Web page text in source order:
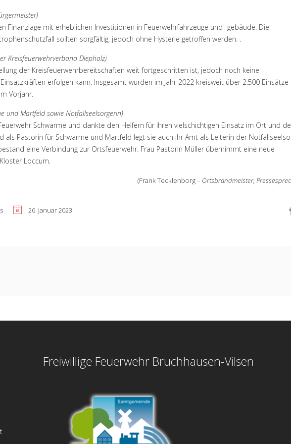
Finanzlage mit erheblichen Investitionen in Feuerwehrfahrzeuge und -gebäude. Die
sollten sorgfältig, jedoch ohne Hysterie getroffen werden. .
Kreisfeuerwehrverband Diepholz)
der Kreisfeuerwehrbereitschaften weit fortgeschritten ist, jedoch noch keine
erfolgen kann. Insgesamt wurden im Jahr 2022 kreisweit über 2.500 Einsätze
Vorjahr.
und Martfeld sowie Notfallseelsorgerin)
Schwarme und dankte den Helfern für ihren vielschichtigen Einsatz im Ort und
als Pastorin für Schwarme und Martfeld legt sie auch ihr Amt als Leiterin der
eine Verbindung zur Ortsfeuerwehr. Frau Pastorin Müller übernimmt eine neue
Loccum.
(Frank Tecklenborg – Ortsbrandmeister,
26. Januar 2023
Freiwillige Feuerwehr Bruchhausen-Vilsen